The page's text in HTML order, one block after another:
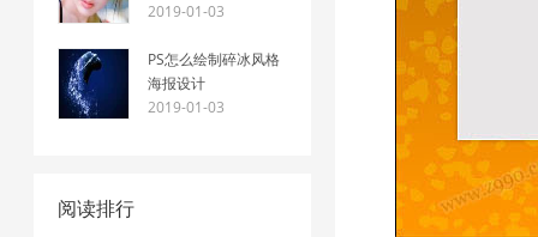
2019-01-03
PS怎么绘制碎冰风格
海报设计
2019-01-03
阅读排行